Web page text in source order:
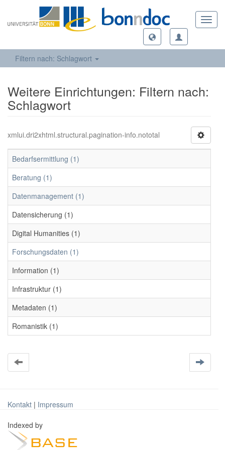
Filtern nach: Schlagwort
Weitere Einrichtungen: Filtern nach:
Schlagwort
xmlui.dri2xhtml.structural.pagination-info.nototal
Bedarfsermittlung (1)
Beratung (1)
Datenmanagement (1)
Datensicherung (1)
Digital Humanities (1)
Forschungsdaten (1)
Information (1)
Infrastruktur (1)
Metadaten (1)
Romanistik (1)
Kontakt | Impressum
Indexed by